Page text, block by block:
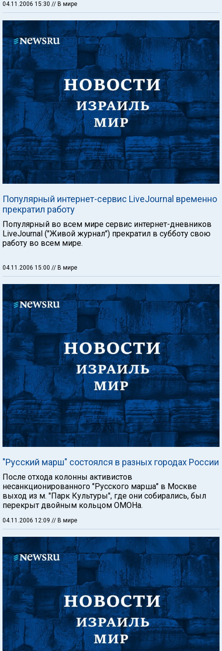
04.11.2006 15:30 // В мире
Популярный интернет-сервис LiveJournal временно
прекратил работу
Популярный во всем мире сервис интернет-дневников
LiveJournal ("Живой журнал") прекратил в субботу свою
работу во всем мире.
04.11.2006 15:00 // В мире
"Русский марш" состоялся в разных городах России
После отхода колонны активистов
несанкционированного "Русского марша" в Москве
выход из м. "Парк Культуры", где они собирались, был
перекрыт двойным кольцом ОМОНа.
04.11.2006 12:09 // В мире